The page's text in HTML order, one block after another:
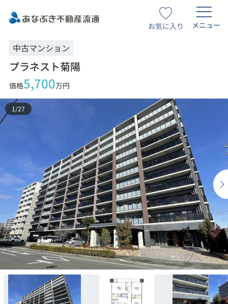
お気に入り メニュー
中古マンション
プラネスト菊陽
価格5,700万円
1/27